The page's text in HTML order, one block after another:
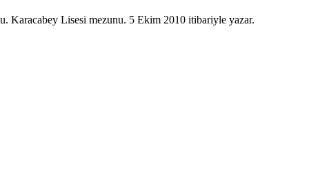
Karacabey Lisesi mezunu. 5 Ekim 2010 itibariyle yazar.